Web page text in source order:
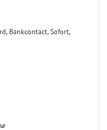
Bankcontact, Sofort,